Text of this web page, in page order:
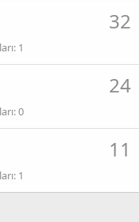
32
1
24
0
11
1